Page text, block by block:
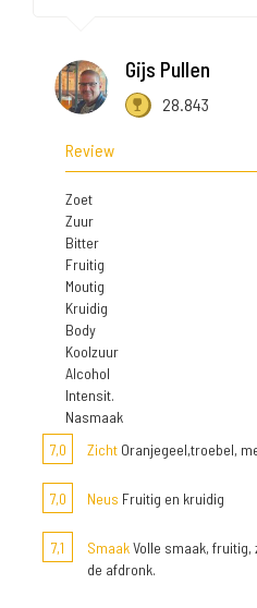
Gijs Pullen
28.843
Review
Zoet
Zuur
Bitter
Fruitig
Moutig
Kruidig
Body
Koolzuur
Alcohol
Intensit.
Nasmaak
7,0
Zicht Oranjegeel,troebel,
7,0 Neus Fruitig en kruidig
7,1 SmaakVolle smaak, fruitig,
de afdronk.